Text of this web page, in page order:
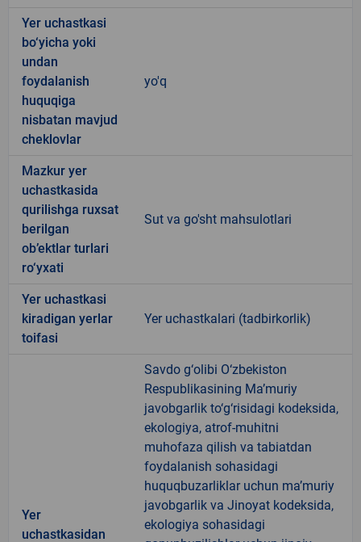
Yer uchastkasi
bo‘yicha yoki
undan
foydalanish
huquqiga
nisbatan mavjud
cheklovlar
yo'q
Mazkur yer
uchastkasida
qurilishga ruxsat
berilgan
ob’ektlar turlari
ro‘yxati
Sut va go'sht mahsulotlari
Yer uchastkasi
kiradigan yerlar
toifasi
Yer uchastkalari (tadbirkorlik)
Yer
uchastkasidan
Savdo g‘olibi O‘zbekiston
Respublikasining Ma’muriy
javobgarlik to‘g‘risidagi kodeksida,
ekologiya, atrof-muhitni
muhofaza qilish va tabiatdan
foydalanish sohasidagi
huquqbuzarliklar uchun ma’muriy
javobgarlik va Jinoyat kodeksida,
ekologiya sohasidagi